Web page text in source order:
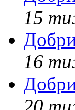
15
16
20